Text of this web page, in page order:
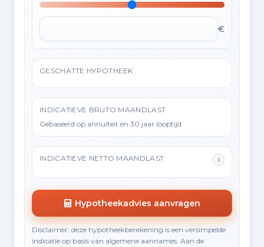
€
GESCHATTE HYPOTHEEK
INDICATIEVE BRUTO MAANDLAST
Gebaseerd op annuïteit en 30 jaar looptijd
INDICATIEVE NETTO MAANDLAST i
Hypotheekadvies aanvragen
Disclaimer: deze hypotheekberekening is een versimpelde
indicatie op basis van algemene aannames. Aan de